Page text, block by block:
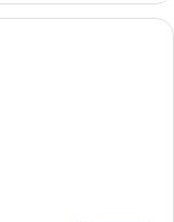
de hotel con dos